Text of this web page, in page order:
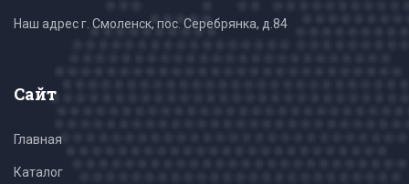
Наш адрес г. Смоленск, пос. Серебрянка, д.84
Сайт
Главная
Каталог